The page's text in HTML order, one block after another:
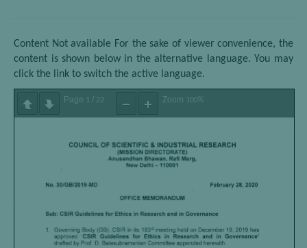
Content Not available For the sake of viewer convenience, the
content is shown below in the alternative language. You may
click the link to switch the active language.
Page 1 / 22 Zoom 100%